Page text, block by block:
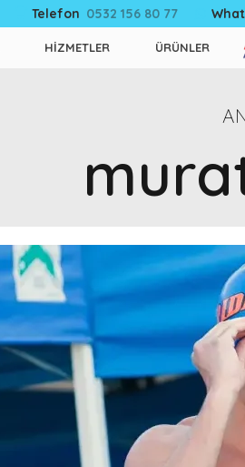
Telefon 0532 156 80 77
HİZMETLER ÜRÜNLER